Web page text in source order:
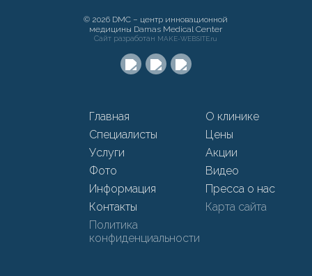
© 2026 DMC – центр инновационной
медицины Damas Medical Center
Сайт разработан MAKE-WEBSITE.ru
Главная
О клинике
Специалисты
Цены
Услуги
Акции
Фото
Видео
Информация
Пресса о нас
Контакты
Карта сайта
Политика
конфиденциальности